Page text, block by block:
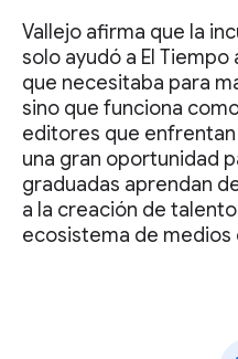
Vallejo afirma que la
solo ayudó a El
que necesitaba para
sino que funciona
editores que enfrentan
una gran oportunidad
graduadas aprendan
a la creación de
ecosistema de medios